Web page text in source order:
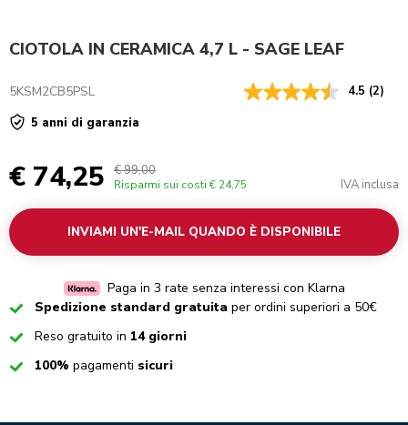
CIOTOLA IN CERAMICA 4,7 L - SAGE LEAF
5KSM2CB5PSL 4.5 (2)
5 anni di garanzia
€ 74,25 € 99,00
Risparmi sui costi € 24,75 IVA inclusa
INVIAMI UN'E-MAIL QUANDO È DISPONIBILE
Paga in 3 rate senza interessi con Klarna
CheckedSpedizione standard gratuita per ordini superiori a 50€
CheckedReso gratuito in 14 giorni
Checked
100% pagamenti sicuri